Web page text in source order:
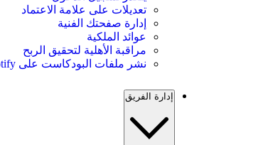
تعديلات على علامة الاعتماد
إدارة صفحتك الفنية
عوائد الملكية
مراقبة الأهلية لتحقيق الربح
نشر ملفات البودكاست على Spotify
إدارة الفريق